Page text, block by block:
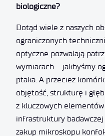
biologiczne?
Dotąd wiele z naszych
ograniczonych
optyczne pozwalają
wymiarach – jakbyśmy
ptaka. A przecież
objętość, strukturę i
z kluczowych
infrastruktury
zakup mikroskopu